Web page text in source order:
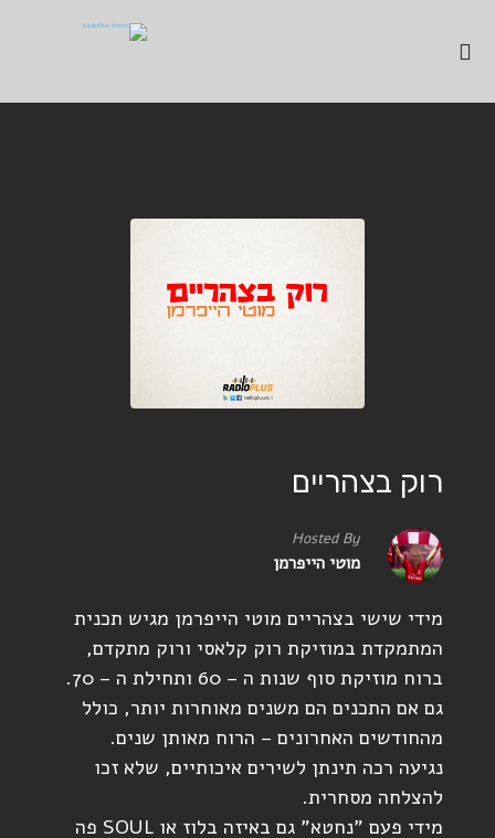
רוק בצהריים
Hosted By
מוטי הייפרמן
מידי שישי בצהריים מוטי הייפרמן מגיש תכנית
המתמקדת במוזיקת רוק קלאסי ורוק מתקדם,
ברוח מוזיקת סוף שנות ה – 60 ותחילת ה – 70.
גם אם התכנים הם משנים מאוחרות יותר, כולל
מהחודשים האחרונים – הרוח מאותן שנים.
נגיעה רכה תינתן לשירים איכותיים, שלא זכו
להצלחה מסחרית.
מידי פעם "נחטא" גם באיזה בלוז או SOUL פה